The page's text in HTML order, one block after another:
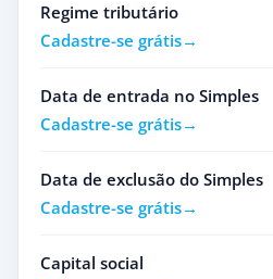
Regime tributário
Cadastre-se grátis
Data de entrada no Simples
Cadastre-se grátis
Data de exclusão do Simples
Cadastre-se grátis
Capital social